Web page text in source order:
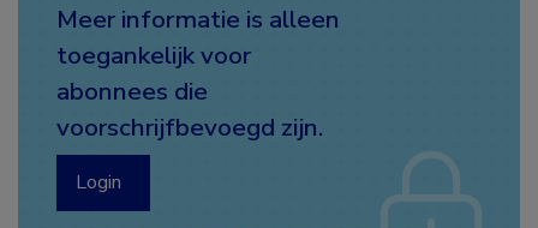
Meer informatie is alleen
toegankelijk voor
abonnees die
voorschrijfbevoegd zijn.
Login